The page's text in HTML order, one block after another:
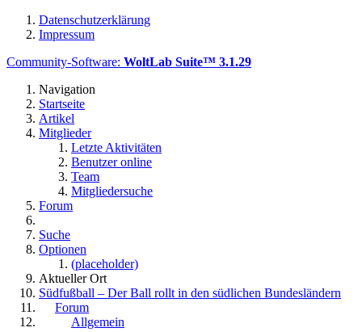
Datenschutzerklärung
Impressum
Community-Software: WoltLab Suite™ 3.1.29
Navigation
Startseite
Artikel
Mitglieder
Letzte Aktivitäten
Benutzer online
Team
Mitgliedersuche
Forum
Suche
Optionen
(placeholder)
Aktueller Ort
Südfußball – Der Ball rollt in den südlichen Bundesländern
Forum
Allgemein